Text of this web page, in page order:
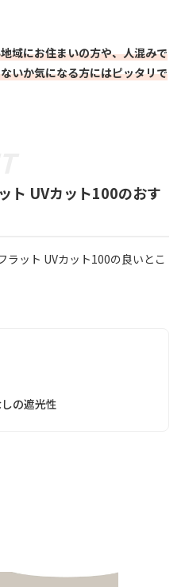
域にお住まいの方や、人混みで
いか気になる方にはピッタリで
ト UVカット100のおす
ラット UVカット100の良いとこ
の遮光性